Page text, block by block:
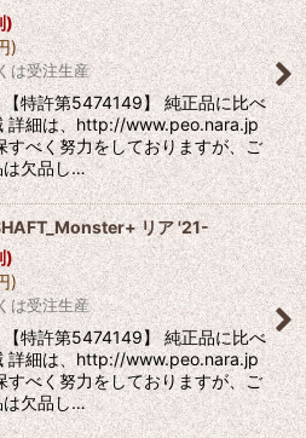
)
)
は受注生産
特許第5474149】 純正品に比べ
詳細は、http://www.peo.nara.jp
すべく努力をしておりますが、ご
は欠品し…
リア '21-
)
)
は受注生産
特許第5474149】 純正品に比べ
詳細は、http://www.peo.nara.jp
すべく努力をしておりますが、ご
は欠品し…